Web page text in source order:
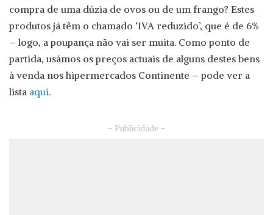
compra de uma dúzia de ovos ou de um frango? Estes
produtos já têm o chamado ‘IVA reduzido’, que é de 6%
– logo, a poupança não vai ser muita. Como ponto de
partida, usámos os preços actuais de alguns destes bens
à venda nos hipermercados Continente – pode ver a
lista aqui.
– Publicidade –